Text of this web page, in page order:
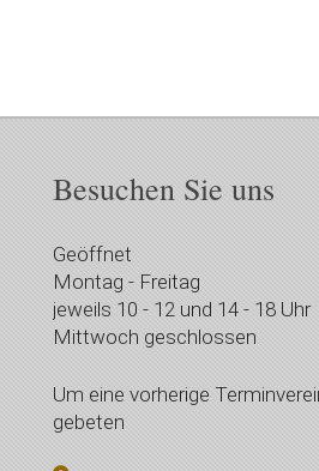
Besuchen Sie uns
Geöffnet
Montag - Freitag
jeweils 10 - 12 und 14 - 18 Uhr
Mittwoch geschlossen
Um eine vorherige
gebeten